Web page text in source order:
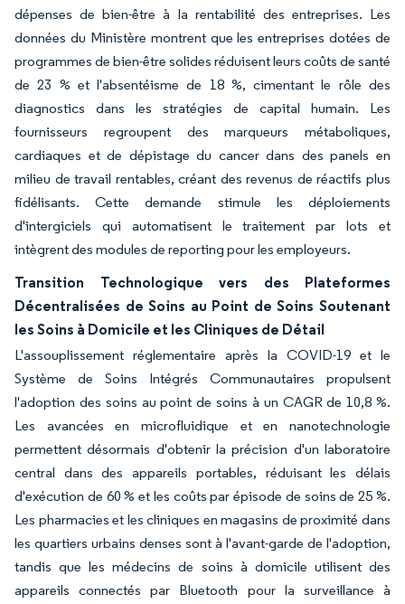
dépenses de bien-être à la rentabilité des entreprises. Les
données du Ministère montrent que les entreprises dotées de
programmes de bien-être solides réduisent leurs coûts de santé
de 23 % et l'absentéisme de 18 %, cimentant le rôle des
diagnostics dans les stratégies de capital humain. Les
fournisseurs regroupent des marqueurs métaboliques,
cardiaques et de dépistage du cancer dans des panels en
milieu de travail rentables, créant des revenus de réactifs plus
fidélisants. Cette demande stimule les déploiements
d'intergiciels qui automatisent le traitement par lots et
intègrent des modules de reporting pour les employeurs.
Transition Technologique vers des Plateformes
Décentralisées de Soins au Point de Soins Soutenant
les Soins à Domicile et les Cliniques de Détail
L'assouplissement réglementaire après la COVID-19 et le
Système de Soins Intégrés Communautaires propulsent
l'adoption des soins au point de soins à un CAGR de 10,8 %.
Les avancées en microfluidique et en nanotechnologie
permettent désormais d'obtenir la précision d'un laboratoire
central dans des appareils portables, réduisant les délais
d'exécution de 60 % et les coûts par épisode de soins de 25 %.
Les pharmacies et les cliniques en magasins de proximité dans
les quartiers urbains denses sont à l'avant-garde de l'adoption,
tandis que les médecins de soins à domicile utilisent des
appareils connectés par Bluetooth pour la surveillance à